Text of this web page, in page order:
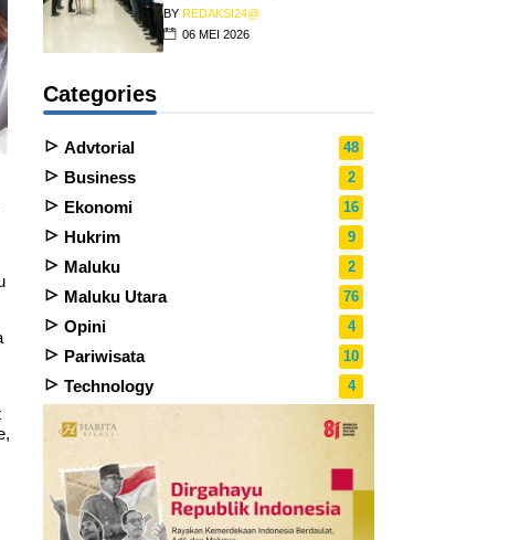
BY REDAKSI24@
06 MEI 2026
Categories
Advtorial 48
Business 2
Ekonomi 16
Hukrim 9
Maluku 2
Maluku Utara 76
Opini 4
Pariwisata 10
Technology 4